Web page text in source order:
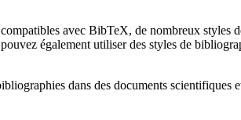
avec BibTeX, de nombreux
également utiliser des styles de
dans des documents scientifiques